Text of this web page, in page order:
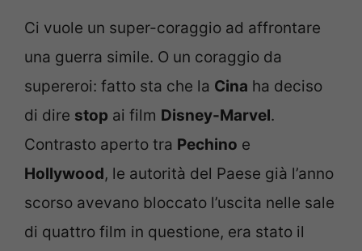
Ci vuole un super-coraggio ad affrontare
una guerra simile. O un coraggio da
supereroi: fatto sta che la Cina ha deciso
di dire stop ai film Disney-Marvel.
Contrasto aperto tra Pechino e
Hollywood, le autorità del Paese già l’anno
scorso avevano bloccato l’uscita nelle sale
di quattro film in questione, era stato il